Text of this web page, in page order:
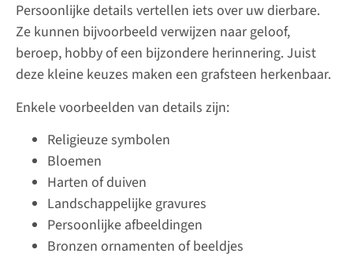
Persoonlijke details vertellen iets over uw dierbare.
Ze kunnen bijvoorbeeld verwijzen naar geloof,
beroep, hobby of een bijzondere herinnering. Juist
deze kleine keuzes maken een grafsteen herkenbaar.
Enkele voorbeelden van details zijn:
Religieuze symbolen
Bloemen
Harten of duiven
Landschappelijke gravures
Persoonlijke afbeeldingen
Bronzen ornamenten of beeldjes